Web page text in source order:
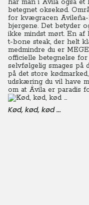
har man i Ávila også
betegnet oksekød.
for kvægracen
bjergene. Det betyder
ikke mindst mørt. En af
t-bone steak, der helt
medmindre du er
officielle betegnelse
selvfølgelig smages på
på det store
udskæring du vil have
om at Ávila er paradis
Kød, kød, kød ...